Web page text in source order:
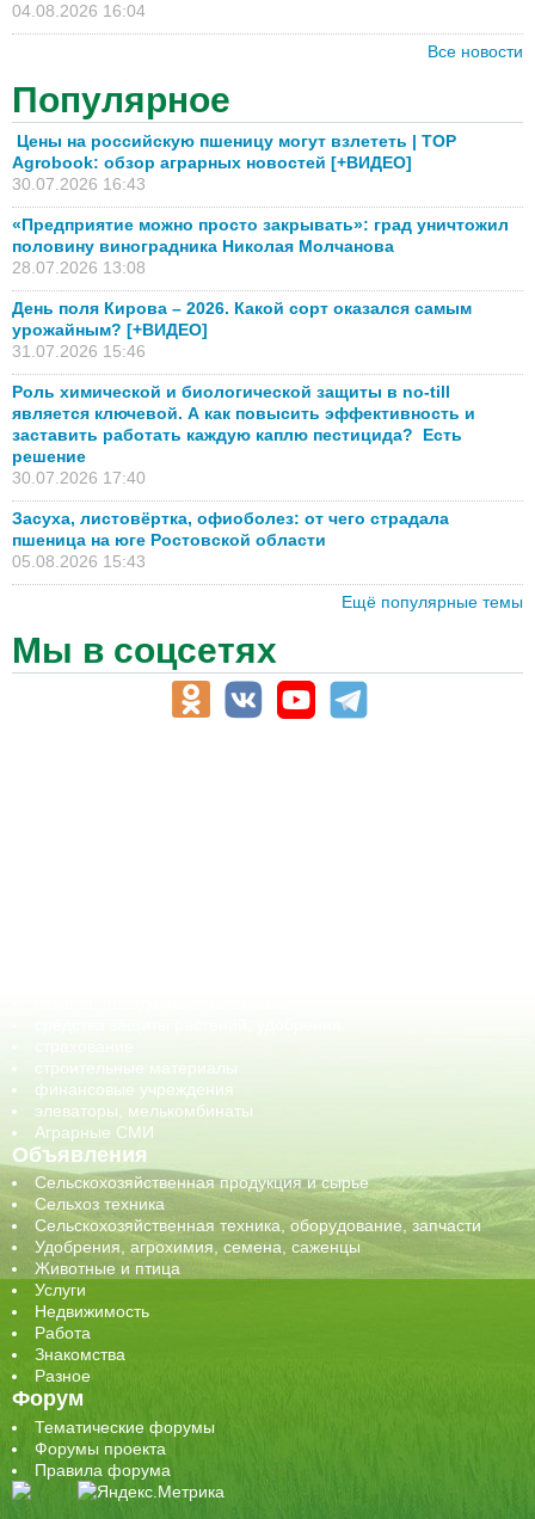
04.08.2026 16:04
Все новости
Популярное
Цены на российскую пшеницу могут взлететь | TOP
Agrobook: обзор аграрных новостей [+ВИДЕО]
30.07.2026 16:43
«Предприятие можно просто закрывать»: град уничтожил
половину виноградника Николая Молчанова
28.07.2026 13:08
День поля Кирова – 2026. Какой сорт оказался самым
урожайным? [+ВИДЕО]
31.07.2026 15:46
Роль химической и биологической защиты в no-till
является ключевой. А как повысить эффективность и
заставить работать каждую каплю пестицида? Есть
решение
30.07.2026 17:40
Засуха, листовёртка, офиоболез: от чего страдала
пшеница на юге Ростовской области
05.08.2026 15:43
Ещё популярные темы
Мы в соцсетях
строительные материалы
финансовые учреждения
элеваторы, мелькомбинаты
Аграрные СМИ
Объявления
Сельскохозяйственная продукция и сырье
Сельхоз техника
Сельскохозяйственная техника, оборудование, запчасти
Удобрения, агрохимия, семена, саженцы
Животные и птица
Услуги
Недвижимость
Работа
Знакомства
Разное
Форум
Тематические форумы
Форумы проекта
Правила форума